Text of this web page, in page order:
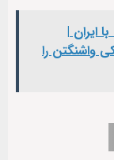
ایران |
واشنگتن را